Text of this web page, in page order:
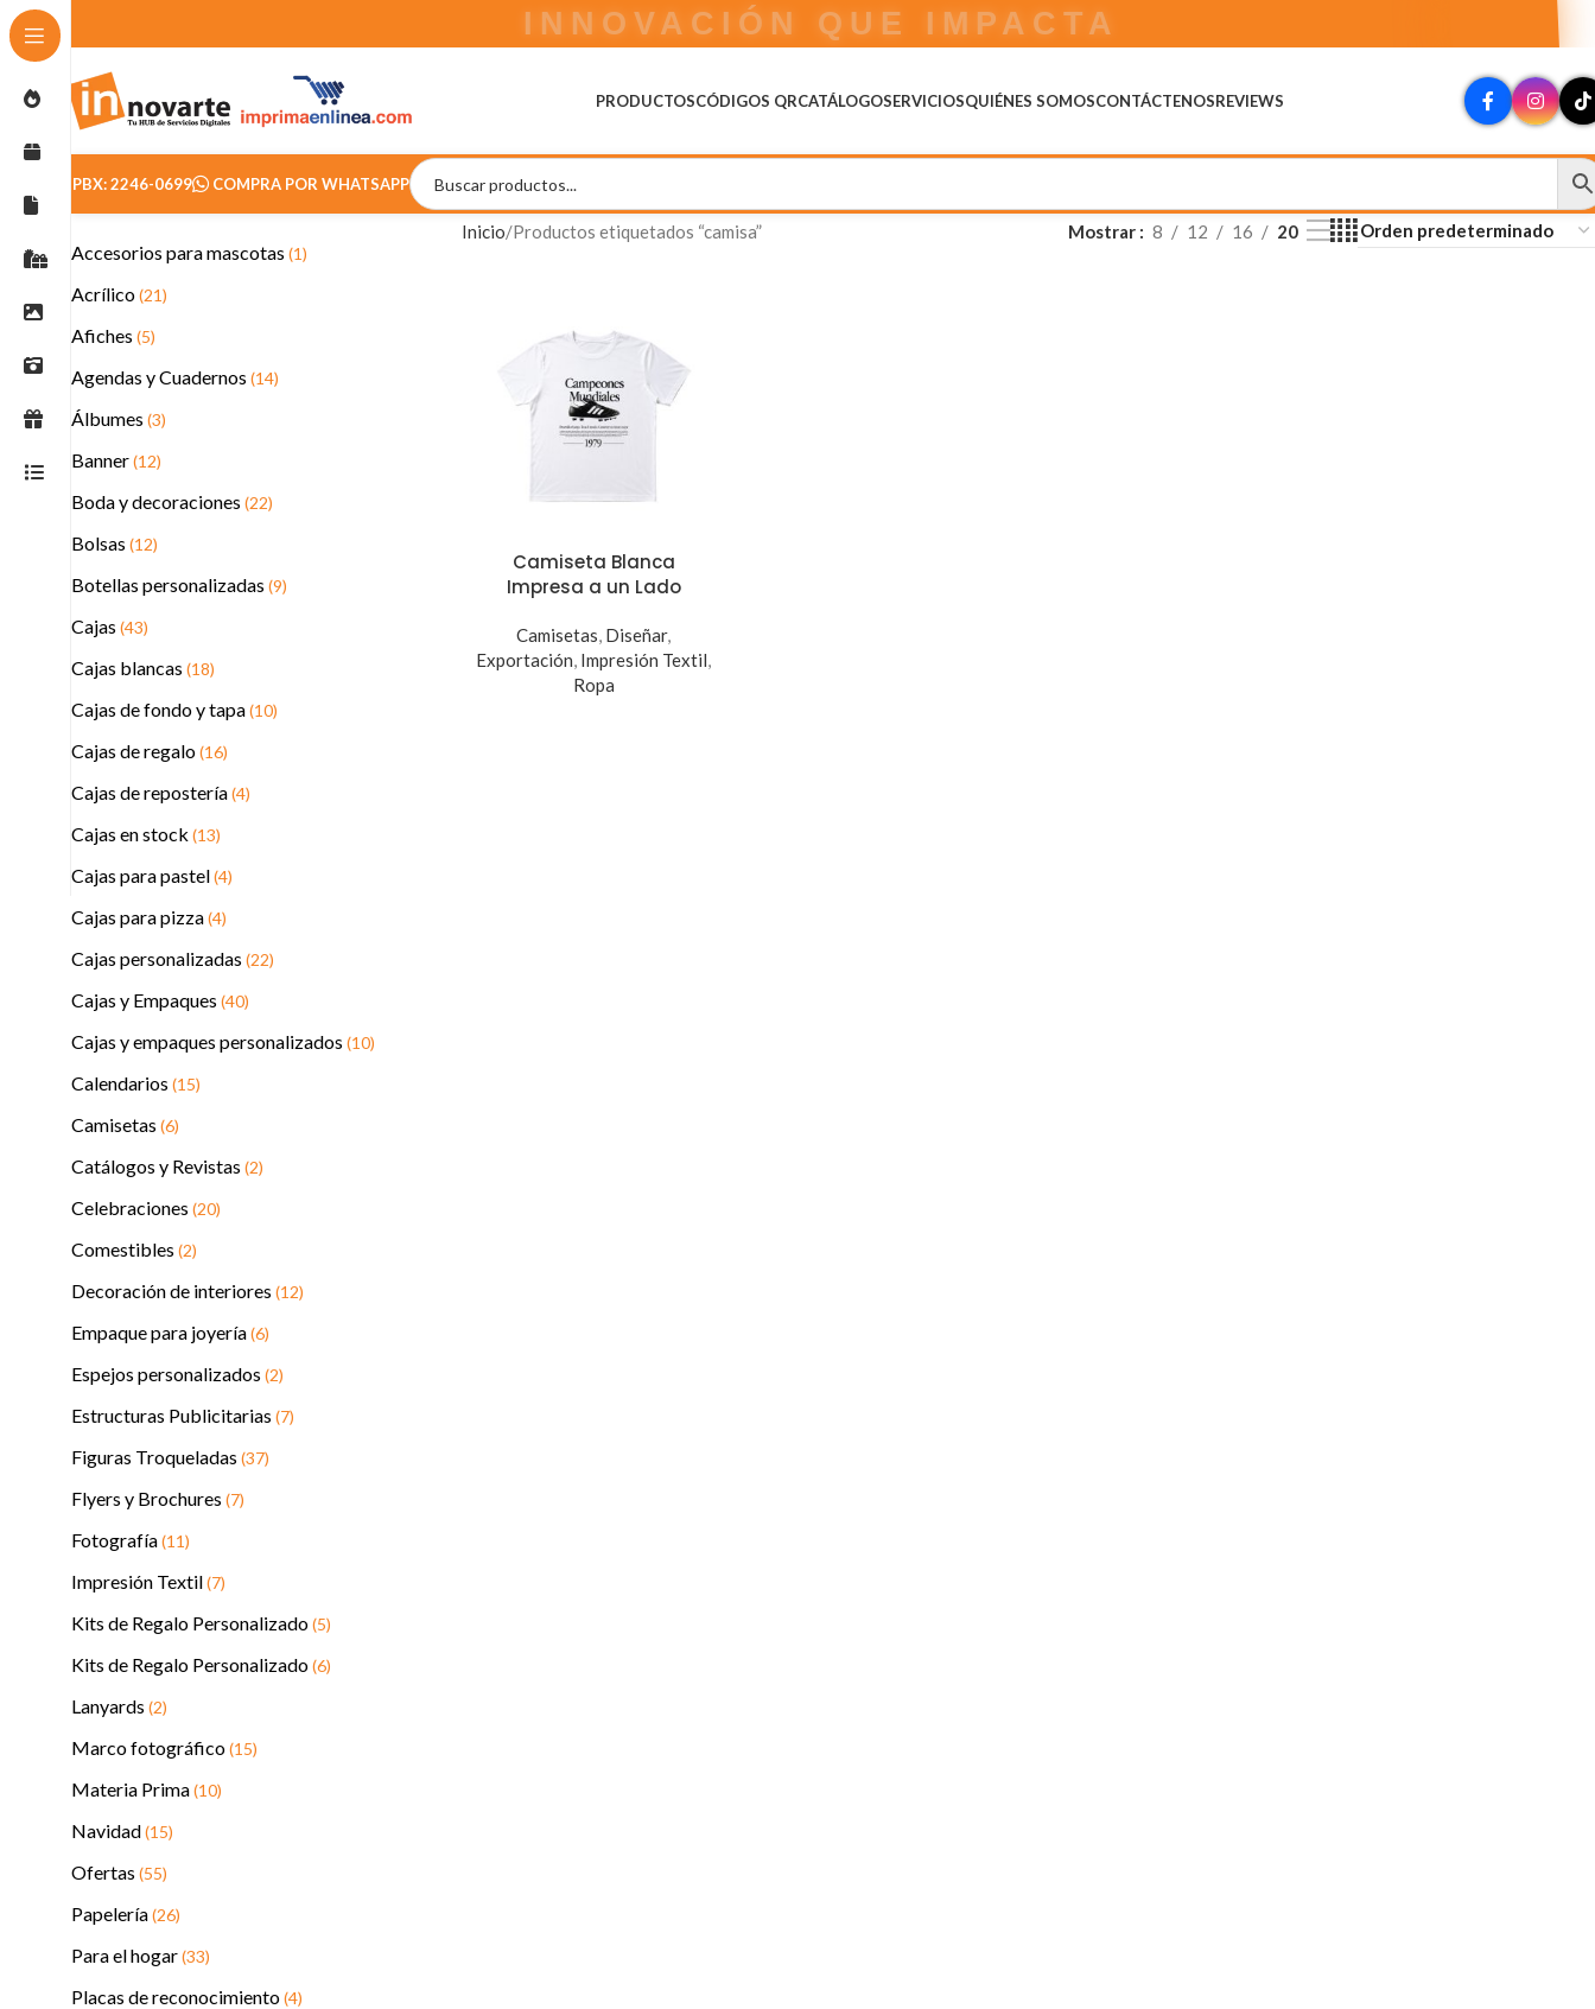
IDEAS QUE COBRAN VIDA
PRODUCTOSCÓDIGOS QRCATÁLOGOSERVICIOSQUIÉNES SOMOSCONTÁCTENOSREVIEWS
PBX: 2246-0699 COMPRA POR WHATSAPP
Accesorios para mascotas (1)
Acrílico(21)
Afiches (5)
Agendas y Cuadernos (14)
Álbumes (3)
Banner(12)
Boda y decoraciones (22)
Bolsas (12)
Botellas personalizadas (9)
Cajas (43)
Cajas blancas (18)
Cajas de fondo y tapa(10)
Cajas de regalo(16)
Cajas de repostería(4)
Cajas en stock (13)
Cajas para pastel(4)
Cajas para pizza(4)
Cajas personalizadas (22)
Cajas y Empaques (40)
Cajas y empaques personalizados (10)
Calendarios (15)
Camisetas (6)
Catálogos y Revistas (2)
Celebraciones (20)
Comestibles (2)
Decoración de interiores (12)
Empaque para joyería(6)
Espejos personalizados (2)
Estructuras Publicitarias (7)
Figuras Troqueladas (37)
Flyers y Brochures (7)
Fotografía(11)
Impresión Textil(7)
Kits de Regalo Personalizado(5)
Kits de Regalo Personalizado(6)
Lanyards (2)
Marco fotográfico(15)
Materia Prima(10)
Navidad(15)
Ofertas (55)
Papelería(26)
Para el hogar(33)
Placas de reconocimiento(4)
Inicio Productos etiquetados “camisa” Mostrar 8 12 16 20
Camiseta Blanca
Impresa a un Lado
Camisetas, Diseñar,
Exportación, Impresión Textil,
Ropa